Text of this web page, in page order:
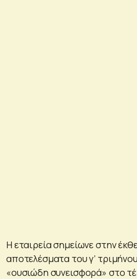
Η εταιρεία σημείωνε στην
αποτελέσματα του γ’
«ουσιώδη συνεισφορά» στο